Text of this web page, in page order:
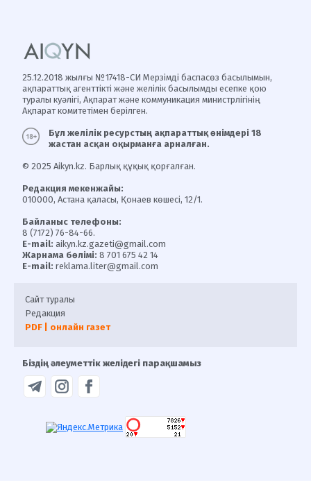
25.12.2018 жылғы №17418-СИ Мерзімді баспасөз басылымын,
ақпараттық агенттікті және желілік басылымды есепке қою
туралы куәлігі, Ақпарат және коммуникация министрлігінің
Ақпарат комитетімен берілген.
Бұл желілік ресурстың ақпараттық өнімдері 18
жастан асқан оқырманға арналған.
© 2025 Aikyn.kz. Барлық құқық қорғалған.
Редакция мекенжайы:
010000, Астана қаласы, Қонаев көшесі, 12/1.
Байланыс телефоны:
8 (7172) 76-84-66.
E-mail: aikyn.kz.gazeti@gmail.com
Жарнама бөлімі: 8 701 675 42 14
E-mail: reklama.liter@gmail.com
Сайт туралы
Редакция
PDF | онлайн газет
Біздің әлеуметтік желідегі парақшамыз